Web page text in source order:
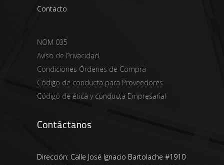
Contacto
NOM 035
Aviso de Privacidad
Condiciones Ordenes de Compra
Código de conducta para Proveedores
Código de ética y conducta Empresarial
Contáctanos
Dirección: Calle José Ignacio Bartolache #1910